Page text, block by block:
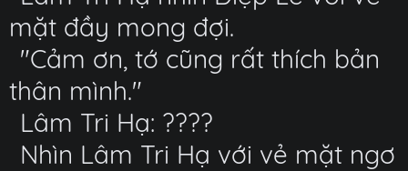
mặt đầy mong đợi.
"Cảm ơn, tớ cũng rất thích bản
thân mình."
Lâm Tri Hạ: ????
Nhìn Lâm Tri Hạ với vẻ mặt ngơ